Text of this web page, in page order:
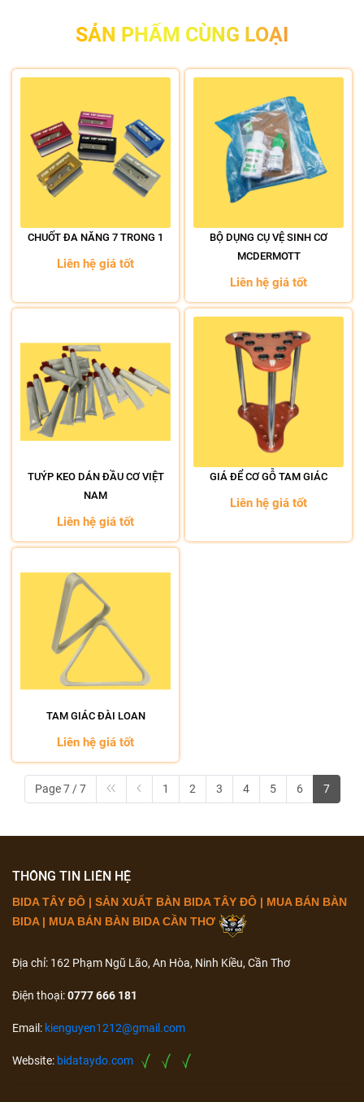
SẢN PHẨM CÙNG LOẠI
CHUỐT ĐA NĂNG 7 TRONG 1
Liên hệ giá tốt
BỘ DỤNG CỤ VỆ SINH CƠ
MCDERMOTT
Liên hệ giá tốt
TUÝP KEO DÁN ĐẦU CƠ VIỆT
NAM
Liên hệ giá tốt
GIÁ ĐỂ CƠ GỖ TAM GIÁC
Liên hệ giá tốt
TAM GIÁC ĐÀI LOAN
Liên hệ giá tốt
Page 7 / 7 1 2 3 4 5 6 7
THÔNG TIN LIÊN HỆ
BIDA TÂY ĐÔ | SẢN XUẤT BÀN BIDA TÂY ĐÔ | MUA BÁN BÀN
BIDA | MUA BÁN BÀN BIDA CẦN THƠ
Địa chỉ: 162 Phạm Ngũ Lão, An Hòa, Ninh Kiều, Cần Thơ
Điện thoại:0777 666 181
Email: kienguyen1212@gmail.com
Website: bidataydo.com